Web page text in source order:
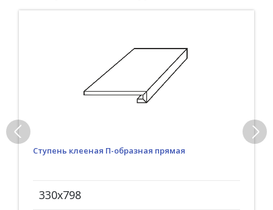
Ступень клееная П-образная прямая
330x798